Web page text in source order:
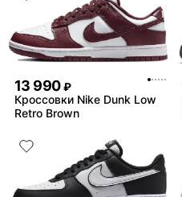
13 990 ₽
Кроссовки Nike Dunk Low
Retro Brown